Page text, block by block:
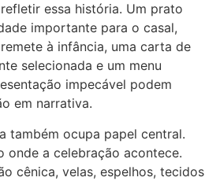
essa história. Um prato
importante para o casal,
à infância, uma carta de
selecionada e um menu
impecável podem
em narrativa.
também ocupa papel central.
onde a celebração acontece.
cênica, velas, espelhos, tecidos